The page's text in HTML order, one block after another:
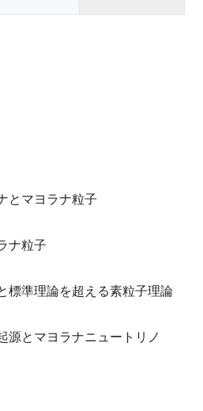
とマヨラナ粒子
ナ粒子
標準理論を超える素粒子理論
源とマヨラナニュートリノ